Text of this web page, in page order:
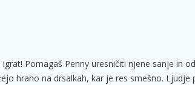
igrat! Pomagaš Penny uresničiti njene sanje in
hrano na drsalkah, kar je res smešno.